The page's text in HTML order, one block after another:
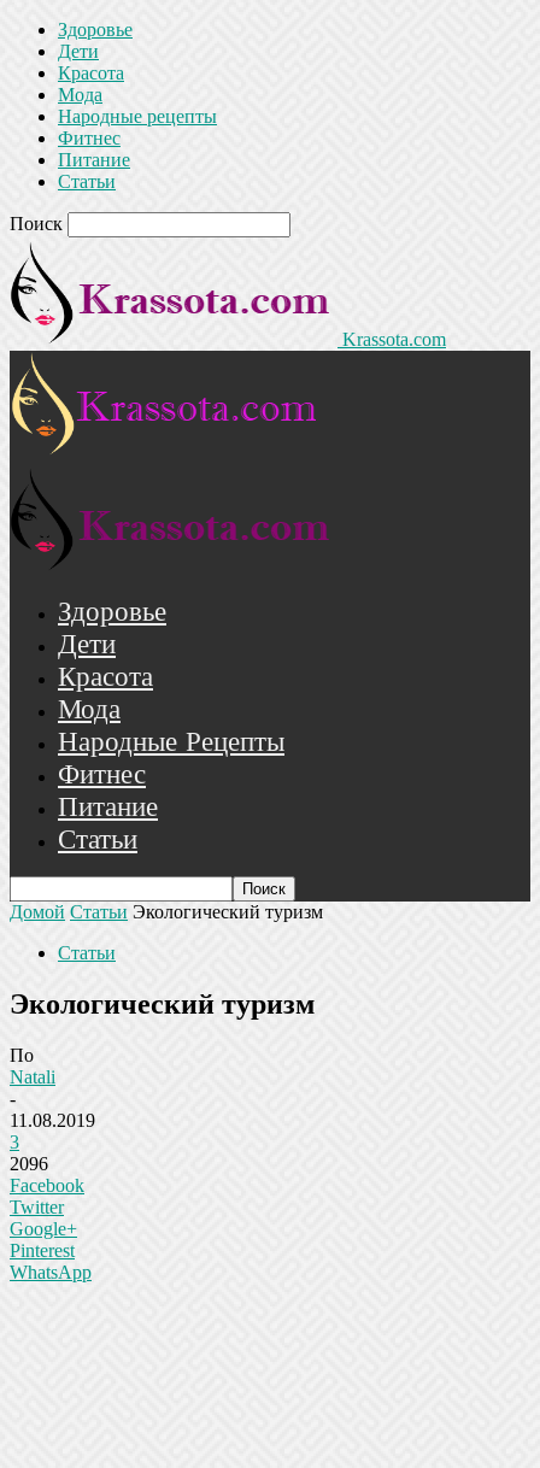
Здоровье
Дети
Красота
Мода
Народные рецепты
Фитнес
Питание
Статьи
Поиск
Krassota.com
Здоровье
Дети
Красота
Мода
Народные Рецепты
Фитнес
Питание
Статьи
Домой Статьи Экологический туризм
Статьи
Экологический туризм
По
Natali
-
11.08.2019
3
2096
Facebook
Twitter
Google+
Pinterest
WhatsApp